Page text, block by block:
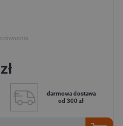
darmowa dostawa
od 300 zł